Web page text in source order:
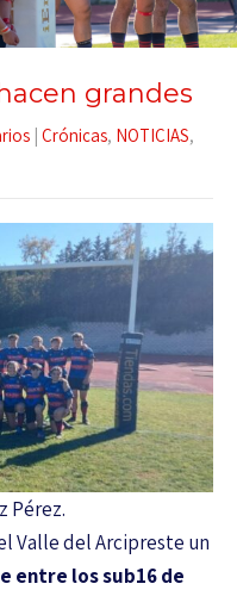
grandes
| Crónicas, NOTICIAS,
Pérez.
Valle del Arcipreste un
entre los sub16 de